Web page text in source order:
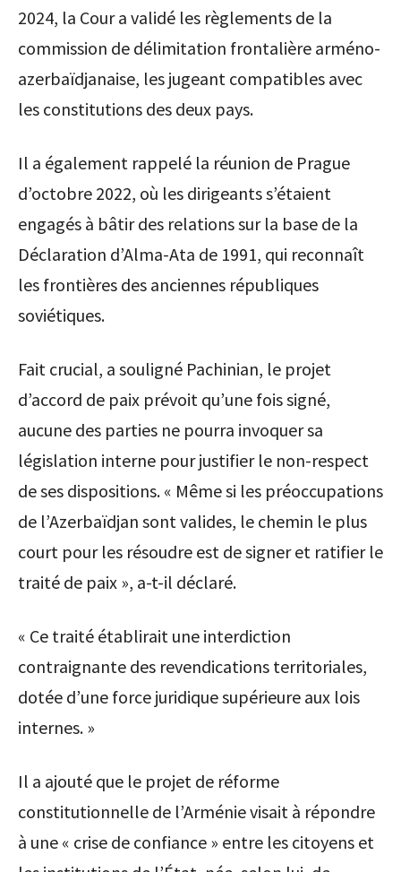
2024, la Cour a validé les règlements de la
commission de délimitation frontalière arméno-
azerbaïdjanaise, les jugeant compatibles avec
les constitutions des deux pays.
Il a également rappelé la réunion de Prague
d’octobre 2022, où les dirigeants s’étaient
engagés à bâtir des relations sur la base de la
Déclaration d’Alma-Ata de 1991, qui reconnaît
les frontières des anciennes républiques
soviétiques.
Fait crucial, a souligné Pachinian, le projet
d’accord de paix prévoit qu’une fois signé,
aucune des parties ne pourra invoquer sa
législation interne pour justifier le non-respect
de ses dispositions. « Même si les préoccupations
de l’Azerbaïdjan sont valides, le chemin le plus
court pour les résoudre est de signer et ratifier le
traité de paix », a-t-il déclaré.
« Ce traité établirait une interdiction
contraignante des revendications territoriales,
dotée d’une force juridique supérieure aux lois
internes. »
Il a ajouté que le projet de réforme
constitutionnelle de l’Arménie visait à répondre
à une « crise de confiance » entre les citoyens et